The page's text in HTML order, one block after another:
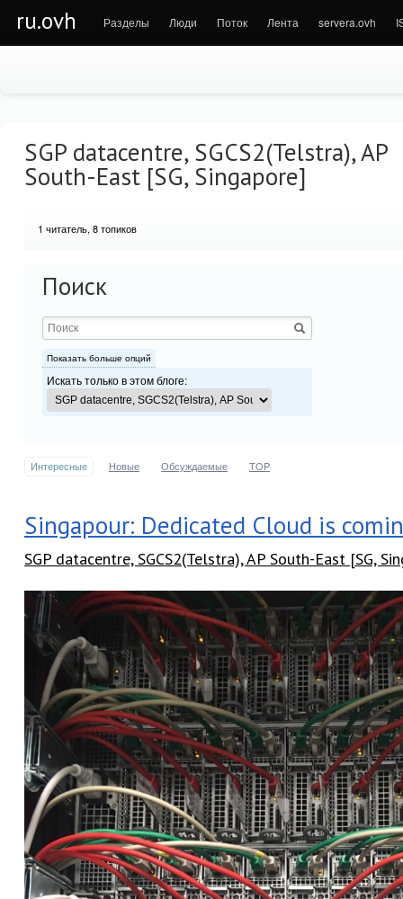
ru.ovh Разделы Люди Поток Лента servera.ovh
SGP datacentre, SGCS2(Telstra), AP
South-East [SG, Singapore]
1 читатель, 8 топиков
Поиск
Показать больше опций
Искать только в этом блоге:
Интересные Новые Обсуждаемые TOP
Singapour: Dedicated Cloud is
SGP datacentre, SGCS2(Telstra), AP South-East [SG,